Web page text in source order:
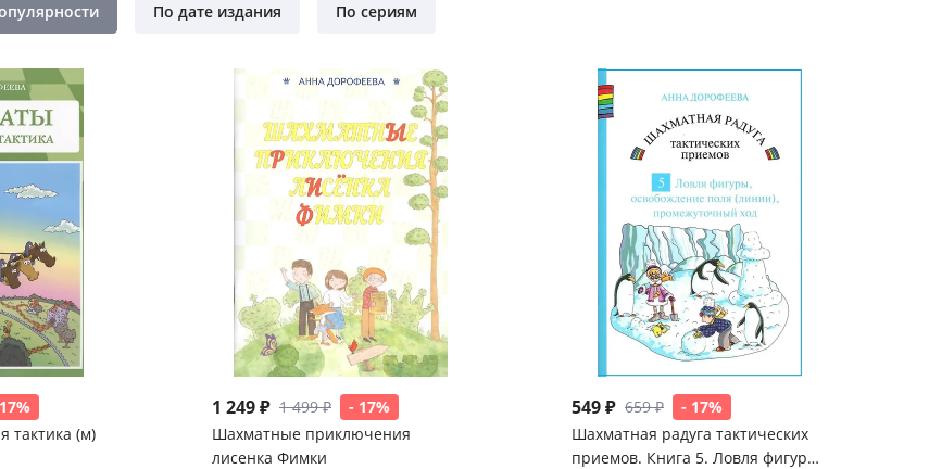
По дате издания По сериям
тактика (м)
1 249 ₽ 1 499 ₽
- 17%
Шахматные приключения
лисенка Фимки
549 ₽ 659 ₽
- 17%
Шахматная радуга тактических
приемов. Книга 5. Ловля фигуры.